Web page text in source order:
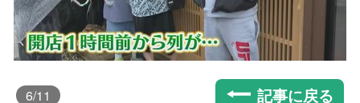
6/11 記事に戻る